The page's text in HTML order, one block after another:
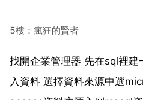
5樓：瘋狂的賢者
找開企業管理器 先在sql裡建
入資料 選擇資料來源中選